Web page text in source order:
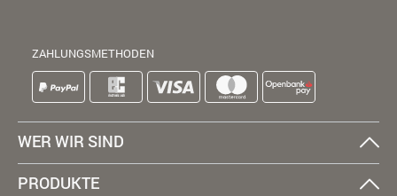
ZAHLUNGSMETHODEN
WER WIR SIND
PRODUKTE